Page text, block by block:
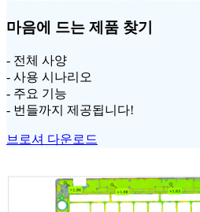
마음에 드는 제품 찾기
- 전체 사양
- 사용 시나리오
- 주요 기능
- 번들까지 제공됩니다!
브로셔 다운로드